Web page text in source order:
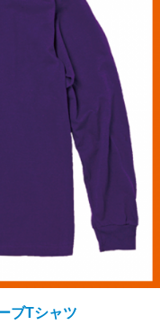
ブTシャツ